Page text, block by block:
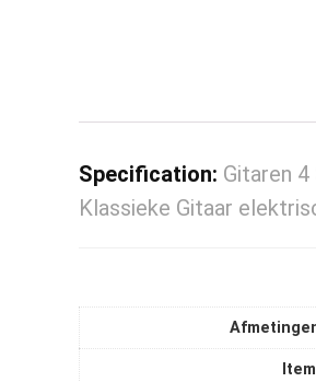
Specification: Gitaren
Klassieke Gitaar